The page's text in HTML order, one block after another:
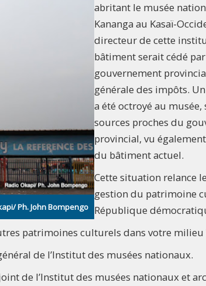
Ph. John Bompengo
abritant le musée
Kananga au Kasaï-
directeur de cette
bâtiment serait cédé
gouvernement
générale des impôts.
a été octroyé au musée,
sources proches du
provincial, vu
du bâtiment actuel.
Cette situation relance
gestion du patrimoine
République
patrimoines culturels dans votre milieu
de l’Institut des musées nationaux.
de l’Institut des musées nationaux et